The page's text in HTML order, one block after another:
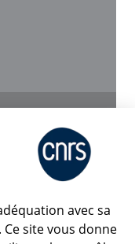
avec sa
site vous donne